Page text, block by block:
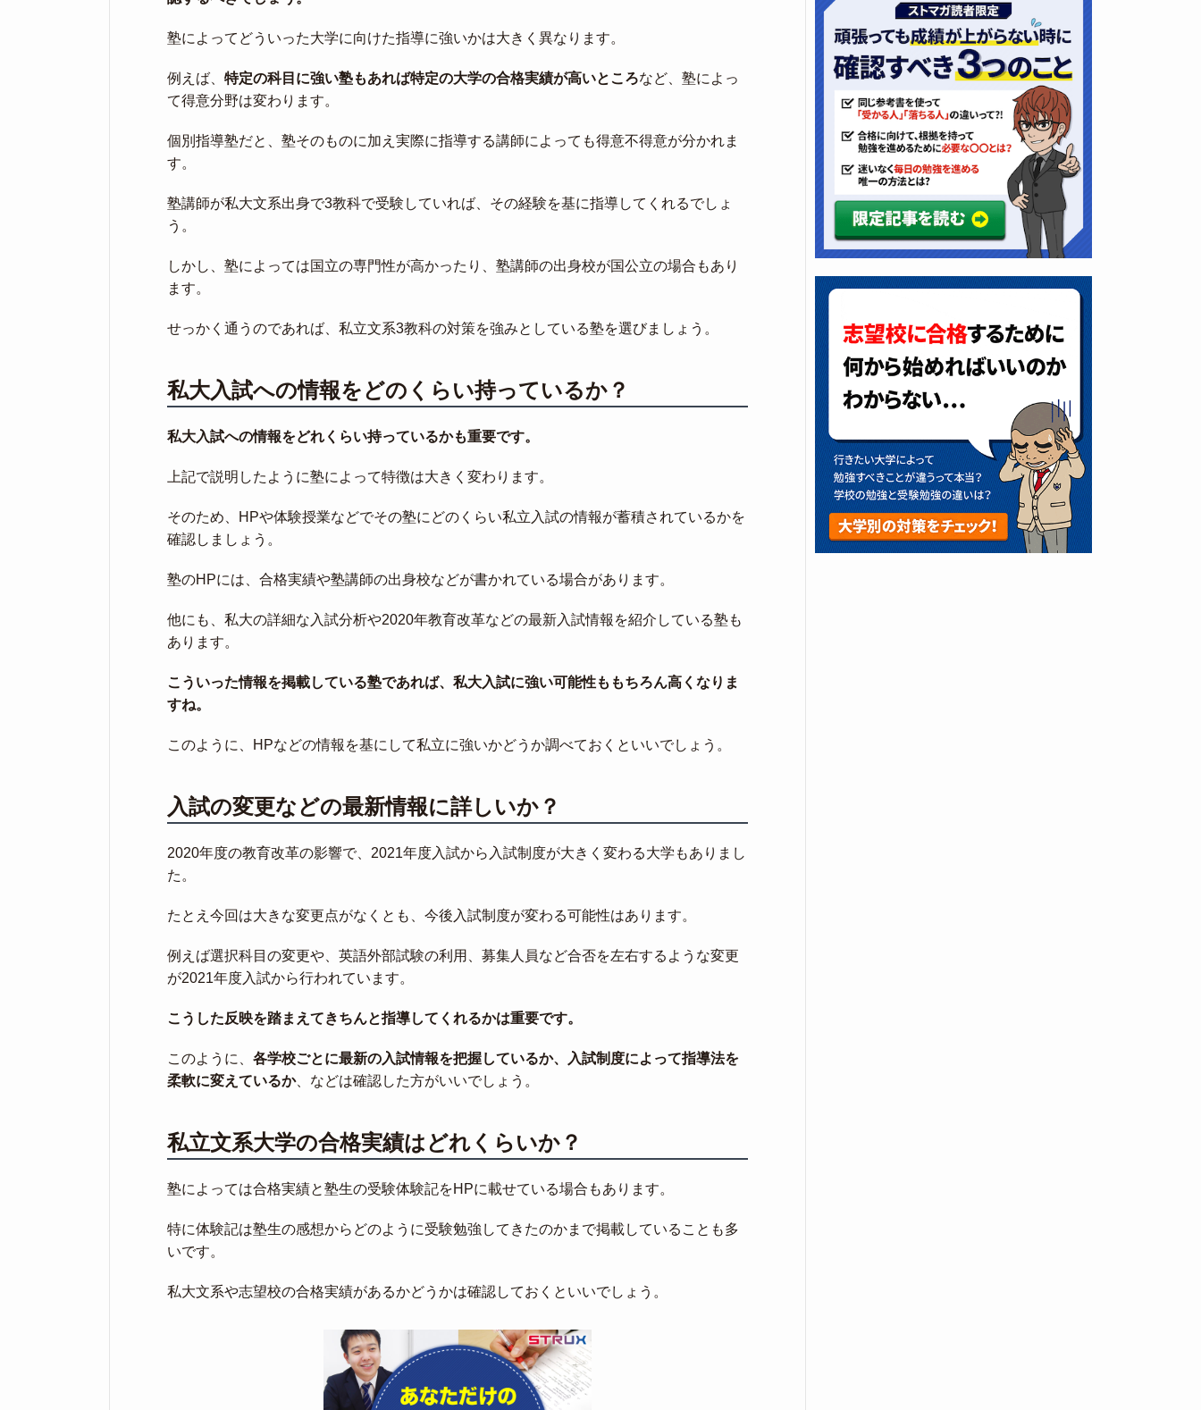
塾によってどういった大学に向けた指導に強いかは大きく異なります。
例えば、 特定の科目に強い塾もあれば特定の大学の合格実績が高いところなど、塾によっ
て得意分野は変わります。
個別指導塾だと、塾そのものに加え実際に指導する講師によっても得意不得意が分かれま
す。
塾講師が私大文系出身で3教科で受験していれば、その経験を基に指導してくれるでしょ
う。
しかし、塾によっては国立の専門性が高かったり、塾講師の出身校が国公立の場合もあり
ます。
せっかく通うのであれば、私立文系3教科の対策を強みとしている塾を選びましょう。
私大入試への情報をどのくらい持っているか？
私大入試への情報をどれくらい持っているかも重要です。
上記で説明したように塾によって特徴は大きく変わります。
そのため、HPや体験授業などでその塾にどのくらい私立入試の情報が蓄積されているかを
確認しましょう。
塾のHPには、合格実績や塾講師の出身校などが書かれている場合があります。
他にも、私大の詳細な入試分析や2020年教育改革などの最新入試情報を紹介している塾も
あります。
こういった情報を掲載している塾であれば、私大入試に強い可能性ももちろん高くなりま
すね。
このように、HPなどの情報を基にして私立に強いかどうか調べておくといいでしょう。
入試の変更などの最新情報に詳しいか？
2020年度の教育改革の影響で、2021年度入試から入試制度が大きく変わる大学もありまし
た。
たとえ今回は大きな変更点がなくとも、今後入試制度が変わる可能性はあります。
例えば選択科目の変更や、英語外部試験の利用、募集人員など合否を左右するような変更
が2021年度入試から行われています。
こうした反映を踏まえてきちんと指導してくれるかは重要です。
このように、 各学校ごとに最新の入試情報を把握しているか、入試制度によって指導法を
柔軟に変えているか、などは確認した方がいいでしょう。
私立文系大学の合格実績はどれくらいか？
塾によっては合格実績と塾生の受験体験記をHPに載せている場合もあります。
特に体験記は塾生の感想からどのように受験勉強してきたのかまで掲載していることも多
いです。
私大文系や志望校の合格実績があるかどうかは確認しておくといいでしょう。